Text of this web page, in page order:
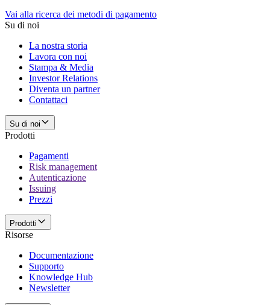
Vai alla ricerca dei metodi di pagamento
Su di noi
La nostra storia
Lavora con noi
Stampa & Media
Investor Relations
Diventa un partner
Contattaci
Su di noi
Prodotti
Pagamenti
Risk management
Autenticazione
Issuing
Prezzi
Prodotti
Risorse
Documentazione
Supporto
Knowledge Hub
Newsletter